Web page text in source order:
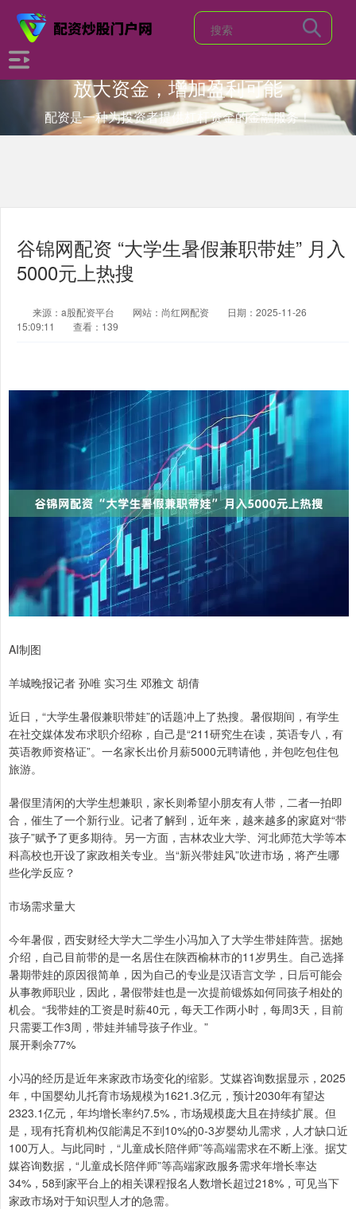
放大资金，增加盈利可能
配资是一种为投资者提供杠杆资金的金融服务！
谷锦网配资 “大学生暑假兼职带娃” 月入
5000元上热搜
来源：a股配资平台 网站：尚红网配资
日期：2025-11-26
15:09:11
查看：139
AI制图
羊城晚报记者 孙唯 实习生 邓雅文 胡倩
近日，“大学生暑假兼职带娃”的话题冲上了热搜。暑假期间，有学生
在社交媒体发布求职介绍称，自己是“211研究生在读，英语专八，有
英语教师资格证”。一名家长出价月薪5000元聘请他，并包吃包住包
旅游。
暑假里清闲的大学生想兼职，家长则希望小朋友有人带，二者一拍即
合，催生了一个新行业。记者了解到，近年来，越来越多的家庭对“带
孩子”赋予了更多期待。另一方面，吉林农业大学、河北师范大学等本
科高校也开设了家政相关专业。当“新兴带娃风”吹进市场，将产生哪
些化学反应？
市场需求量大
今年暑假，西安财经大学大二学生小冯加入了大学生带娃阵营。据她
介绍，自己目前带的是一名居住在陕西榆林市的11岁男生。自己选择
暑期带娃的原因很简单，因为自己的专业是汉语言文学，日后可能会
从事教师职业，因此，暑假带娃也是一次提前锻炼如何同孩子相处的
机会。“我带娃的工资是时薪40元，每天工作两小时，每周3天，目前
只需要工作3周，带娃并辅导孩子作业。”
展开剩余77%
小冯的经历是近年来家政市场变化的缩影。艾媒咨询数据显示，2025
年，中国婴幼儿托育市场规模为1621.3亿元，预计2030年有望达
2323.1亿元，年均增长率约7.5%，市场规模庞大且在持续扩展。但
是，现有托育机构仅能满足不到10%的0-3岁婴幼儿需求，人才缺口近
100万人。与此同时，“儿童成长陪伴师”等高端需求在不断上涨。据艾
媒咨询数据，“儿童成长陪伴师”等高端家政服务需求年增长率达
34%，58到家平台上的相关课程报名人数增长超过218%，可见当下
家政市场对于知识型人才的急需。